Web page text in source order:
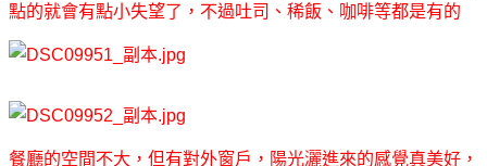
點的就會有點小失望了，不過吐司、稀飯、咖啡等都是有的
餐廳的空間不大，但有對外窗戶，陽光灑進來的感覺真美好，